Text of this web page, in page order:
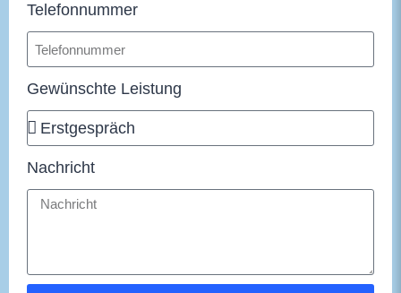
Telefonnummer
Gewünschte Leistung
Nachricht